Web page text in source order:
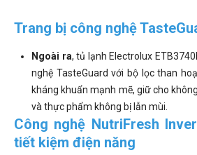
Trang bị công nghệ
Ngoài ra, tủ lạnh Electrolux
nghệ TasteGuard với bộ lọc than
kháng khuẩn mạnh mẽ, giữ cho
và thực phẩm không bị lẫn mùi.
Công nghệ NutriFresh
tiết kiệm điện năng